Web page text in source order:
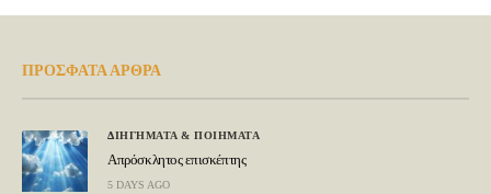
ΠΡΟΣΦΑΤΑ ΑΡΘΡΑ
ΔΙΗΓΗΜΑΤΑ & ΠΟΙΗΜΑΤΑ
Απρόσκλητος επισκέπτης
5 DAYS AGO